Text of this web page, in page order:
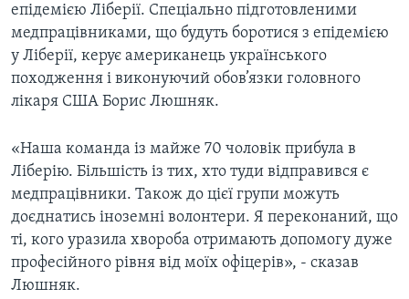
епідемією Ліберії. Спеціально підготовленими
медпрацівниками, що будуть боротися з епідемією
у Ліберії, керує американець українського
походження і виконуючий обов’язки головного
лікаря США Борис Люшняк.
«Наша команда із майже 70 чоловік прибула в
Ліберію. Більшість із тих, хто туди відправився є
медпрацівники. Також до цієї групи можуть
доєднатись іноземні волонтери. Я переконаний, що
ті, кого уразила хвороба отримають допомогу дуже
професійного рівня від моїх офіцерів», - сказав
Люшняк.